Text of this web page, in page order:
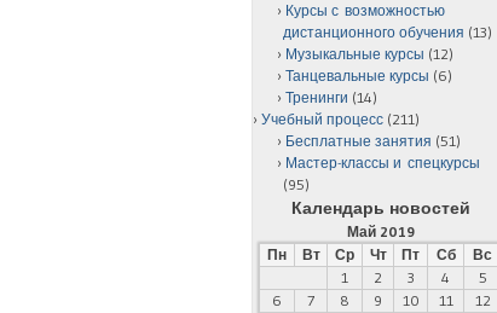
Курсы с возможностью
дистанционного обучения (13)
Музыкальные курсы (12)
Танцевальные курсы (6)
Тренинги (14)
Учебный процесс (211)
Бесплатные занятия (51)
Мастер-классы и спецкурсы
(95)
Календарь новостей
Май 2019
Пн
Вт Ср Чт Пт Сб
Вс
1
2 3 4
5
6
7 8 9 10 11
12